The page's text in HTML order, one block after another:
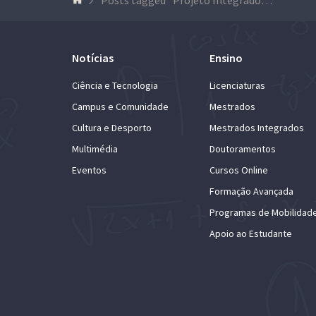
Notícias
Ciência e Tecnologia
Campus e Comunidade
Cultura e Desporto
Multimédia
Eventos
Ensino
Licenciaturas
Mestrados
Mestrados Integrados
Doutoramentos
Cursos Online
Formação Avançada
Programas de
Apoio ao Estudante